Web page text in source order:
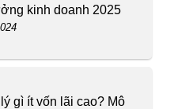
kinh doanh 2025
gì ít vốn lãi cao? Mô